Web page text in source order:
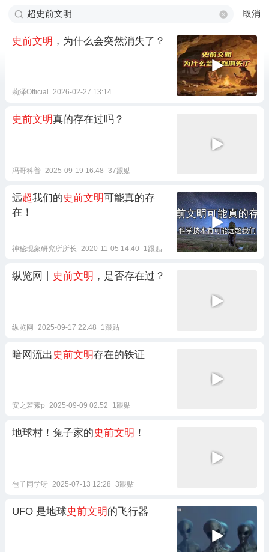
取消
史前文明 ，为什么会突然消失了？
莉泽Official 2026-02-27 13:14
史前文明真的存在过吗？
冯哥科普 2025-09-19 16:48 37跟贴
远超我们的史前文明可能真的存
在！
神秘现象研究所所长 2020-11-05 14:40 1跟贴
纵览网丨 史前文明 ，是否存在过？
纵览网 2025-09-17 22:48 1跟贴
暗网流出 史前文明存在的铁证
安之若素p 2025-09-09 02:52 1跟贴
地球村！兔子家的史前文明 ！
包子同学呀 2025-07-13 12:28 3跟贴
UFO 是地球史前文明的飞行器